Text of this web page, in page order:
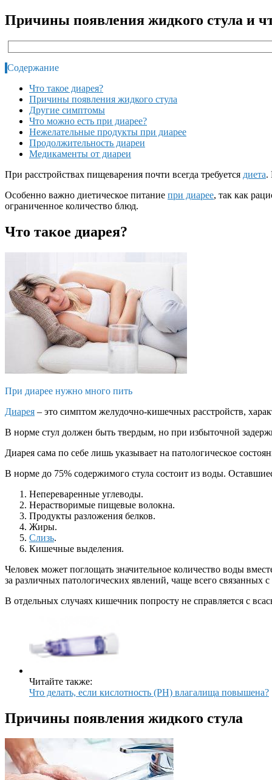
Причины появления жидкого стула и
Содержание
Что такое диарея?
Причины появления жидкого стула
Другие симптомы
Что можно есть при диарее?
Нежелательные продукты при диарее
Продолжительность диареи
Медикаменты от диареи
При расстройствах пищеварения почти всегда требуется диета.
Особенно важно диетическое питание при диарее, так как
ограниченное количество блюд.
Что такое диарея?
При диарее нужно много пить
Диарея – это симптом желудочно-кишечных расстройств,
В норме стул должен быть твердым, но при избыточной
Диарея сама по себе лишь указывает на патологическое
В норме до 75% содержимого стула состоит из воды.
Непереваренные углеводы.
Нерастворимые пищевые волокна.
Продукты разложения белков.
Жиры.
Слизь.
Кишечные выделения.
Человек может поглощать значительное количество воды
за различных патологических явлений, чаще всего связанных
В отдельных случаях кишечник попросту не справляется с
Читайте также:
Что делать, если кислотность (PH) влагалища повышена?
Причины появления жидкого стула